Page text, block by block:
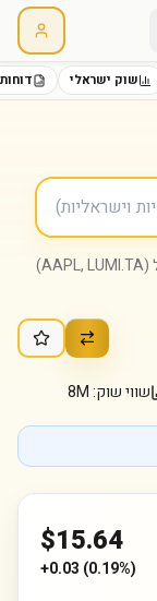
שוק ישראלי
שווי שוק:8M
$15.64
+0.03 (0.19%)